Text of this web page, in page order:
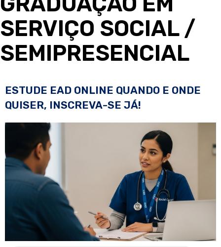
SERVIÇO SOCIAL /
SEMIPRESENCIAL
ESTUDE EAD ONLINE QUANDO E ONDE
QUISER, INSCREVA-SE JÁ!